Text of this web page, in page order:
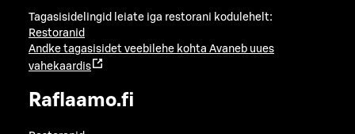
Tagasisidelingid leiate iga restorani kodulehelt:
Restoranid
Andke tagasisidet veebilehe kohta Avaneb uues
vahekaardis
Raflaamo.fi